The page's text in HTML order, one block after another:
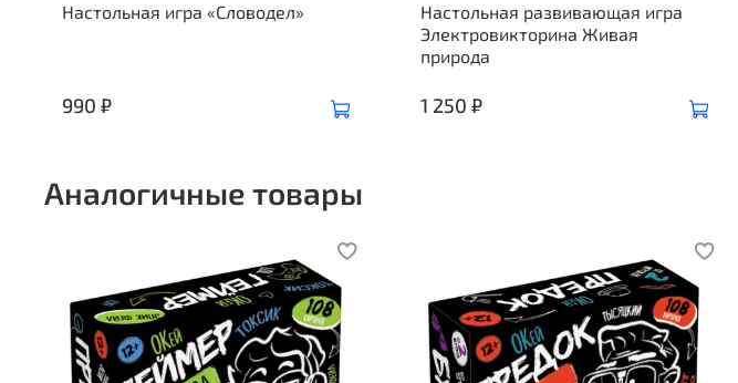
Настольная игра «Словодел»
990 ₽
Настольная развивающая игра
Электровикторина Живая
природа
1 250 ₽
Аналогичные товары